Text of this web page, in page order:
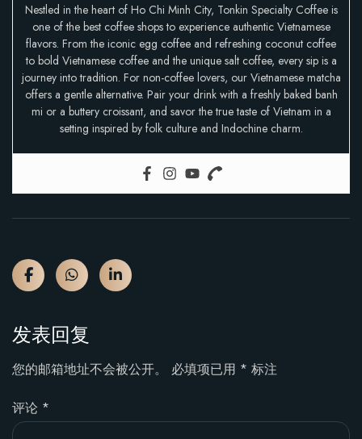
Nestled in the heart of Ho Chi Minh City, Tonkin Specialty Coffee is
one of the best coffee shops to experience authentic Vietnamese
flavors. From the iconic egg coffee and refreshing coconut coffee
to bold Vietnamese coffee and the unique salt coffee, every sip is a
journey into tradition. For non-coffee lovers, our Vietnamese matcha
offers a gentle alternative. Pair your drink with a freshly baked banh
mi or a buttery croissant, and savor the true taste of Vietnam in a
setting inspired by folk culture and Indochine charm.
发表回复
您的邮箱地址不会被公开。 必填项已用 * 标注
评论 *